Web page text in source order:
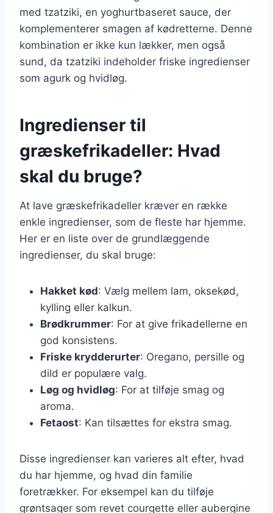
med tzatziki, en yoghurtbaseret sauce, der
komplementerer smagen af kødretterne. Denne
kombination er ikke kun lækker, men også
sund, da tzatziki indeholder friske ingredienser
som agurk og hvidløg.
Ingredienser til
græskefrikadeller: Hvad
skal du bruge?
At lave græskefrikadeller kræver en række
enkle ingredienser, som de fleste har hjemme.
Her er en liste over de grundlæggende
ingredienser, du skal bruge:
Hakket kød: Vælg mellem lam, oksekød,
kylling eller kalkun.
Brødkrummer: For at give frikadellerne en
god konsistens.
Friske krydderurter: Oregano, persille og
dild er populære valg.
Løg og hvidløg: For at tilføje smag og
aroma.
Fetaost: Kan tilsættes for ekstra smag.
Disse ingredienser kan varieres alt efter, hvad
du har hjemme, og hvad din familie
foretrækker. For eksempel kan du tilføje
grøntsager som revet courgette eller aubergine